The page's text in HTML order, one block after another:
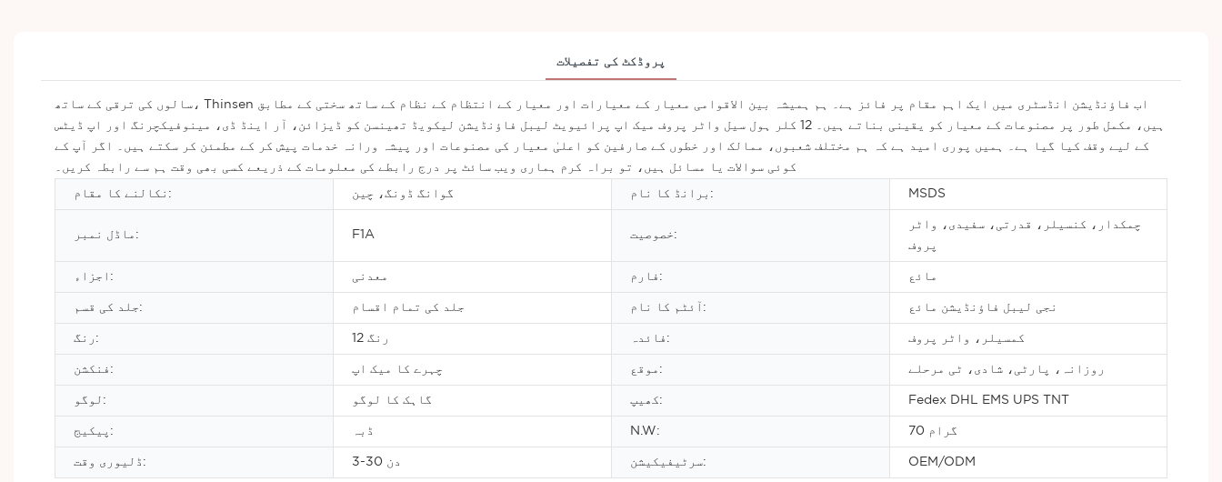
پروڈکٹ کی تفصیلات
سالوں کی ترقی کے ساتھ، Thinsen اب فاؤنڈیشن انڈسٹری میں ایک اہم مقام پر فائز ہے۔ ہم ہمیشہ بین الاقوامی معیار کے معیارات اور معیار کے انتظام کے نظام کے ساتھ سختی کے مطابق
ہیں، مکمل طور پر مصنوعات کے معیار کو یقینی بناتے ہیں۔ 12 کلر ہول سیل واٹر پروف میک اپ پرائیویٹ لیبل فاؤنڈیشن لیکویڈ تھینسن کو ڈیزائن، آر اینڈ ڈی، مینوفیکچرنگ اور اپ ڈیٹس
کے لیے وقف کیا گیا ہے۔ ہمیں پوری امید ہے کہ ہم مختلف شعبوں، ممالک اور خطوں کے صارفین کو اعلیٰ معیار کی مصنوعات اور پیشہ ورانہ خدمات پیش کر کے مطمئن کر سکتے ہیں۔ اگر آپ کے
کوئی سوالات یا مسائل ہیں، تو براہ کرم ہماری ویب سائٹ پر درج رابطے کی معلومات کے ذریعے کسی بھی وقت ہم سے رابطہ کریں۔
نکالنے کا مقام: گوانگ ڈونگ، چین برانڈ کا نام: MSDS
ماڈل نمبر: F1A خصوصیت:
چمکدار، کنسیلر، قدرتی، سفیدی، واٹر
پروف
اجزاء: معدنی فارم: مائع
جلد کی قسم: جلد کی تمام اقسام آئٹم کا نام: نجی لیبل فاؤنڈیشن مائع
رنگ: 12 رنگ فائدہ: کمسیلر، واٹر پروف
فنکشن: چہرے کا میک اپ موقع: روزانہ، پارٹی، شادی، ٹی مرحلے
لوگو: گاہک کا لوگو کھیپ: Fedex DHL EMS UPS TNT
پیکیج: ڈبہ N.W: 70 گرام
ڈلیوری وقت: 3-30 دن سرٹیفیکیشن: OEM/ODM